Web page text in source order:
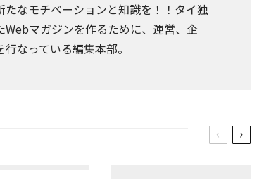
たなモチベーションと知識を！！タイ独
Webマガジンを作るために、運営、企
なっている編集本部。